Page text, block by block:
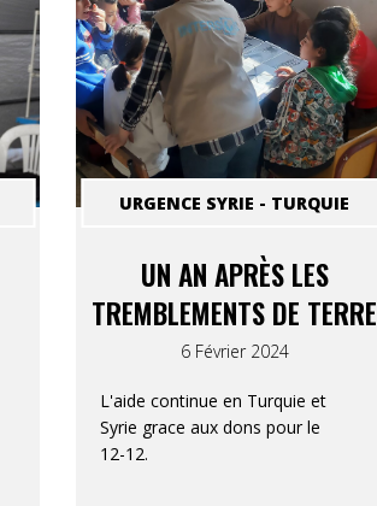
UN AN APRÈS LES
TREMBLEMENTS DE TERRE
6 Février 2024
L'aide continue en Turquie et
Syrie grace aux dons pour le
12-12.
URGENCE SYRIE - TURQUIE